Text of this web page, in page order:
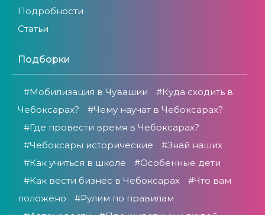
Подробности
Статьи
Подборки
#Мобилизация в Чувашии
#Куда сходить в
Чебоксарах?
#Чему научат в Чебоксарах?
#Где провести время в Чебоксарах?
#Чебоксары исторические
#Знай наших
#Как учиться в школе
#Особенные дети
#Как вести бизнес в Чебоксарах
#Что вам
положено
#Рулим по правилам